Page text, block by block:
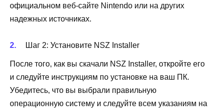
официальном веб-сайте Nintendo или на других
надежных источниках.
Шаг 2: Установите NSZ Installer
После того, как вы скачали NSZ Installer, откройте его
и следуйте инструкциям по установке на ваш ПК.
Убедитесь, что вы выбрали правильную
операционную систему и следуйте всем указаниям на